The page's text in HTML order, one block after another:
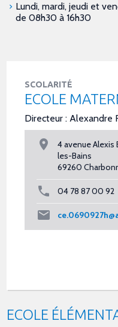
Lundi, mardi, jeudi et
de 08h30 à 16h30
SCOLARITÉ
ECOLE
Directeur : Alexandre
4 avenue
les-Bains
69260
04 78 87 00 92
ECOLE